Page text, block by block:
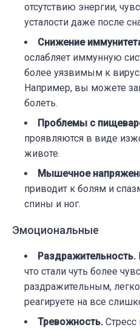
отсутствию энергии,
усталости даже после
Снижение
ослабляет иммунную
более уязвимым к
Например, вы можете
болеть.
Проблемы с
проявляются в виде
животе.
Мышечное
приводит к болям и
спины и ног.
Эмоциональные
Раздражительность.
что стали чуть более
раздражительным,
реагируете на все
Тревожность. Стресс